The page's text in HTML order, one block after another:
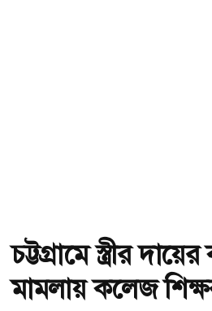
চট্টগ্রামে স্ত্রীর
মামলায় কলেজ